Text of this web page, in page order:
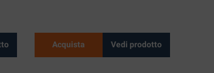
Acquista Vedi prodotto